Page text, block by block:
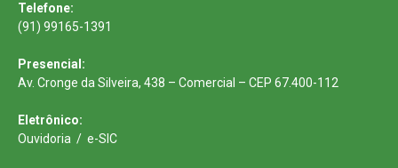
Telefone:
(91) 99165-1391
Presencial:
Av. Cronge da Silveira, 438 – Comercial – CEP 67.400-112
Eletrônico:
Ouvidoria / e-SIC